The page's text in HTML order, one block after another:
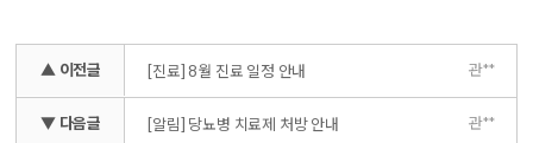
▲ 이전글 [진료] 8월 진료 일정 안내 관**
▼ 다음글 [알림] 당뇨병 치료제 처방 안내 관**